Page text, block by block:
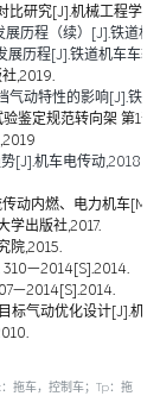
比研究[J].机械工程学
展历程（续）[J].铁道
展历程[J].铁道机车车
,2019.
气动特性的影响[J].铁
鉴定规范转向架 第1
[J].机车电传动
内燃、电力机车[M].
学出版社,2017.
院,2015.
310—2014[S].2014.
标气动优化设计[J].机
拖车，控制车；Tp：拖